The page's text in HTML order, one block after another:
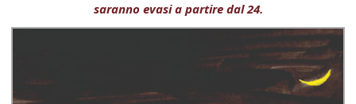
saranno evasi a partire dal 24.